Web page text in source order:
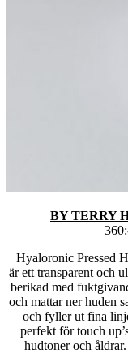
BY TERRY
Hyaloronic Pressed
är ett transparent och
berikad med
och mattar ner huden
och fyller ut fina
perfekt för touch
hudtoner och